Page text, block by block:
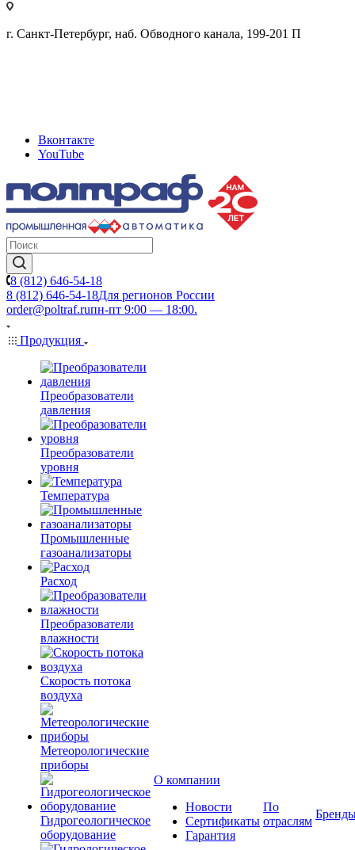
г. Санкт-Петербург, наб. Обводного канала, 199-201 П
Вконтакте
YouTube
8 (812) 646-54-18
8 (812) 646-54-18Для регионов России
order@poltraf.ruпн-пт 9:00 — 18:00.
Продукция
Преобразователи
давления
Преобразователи
уровня
Температура
Промышленные
газоанализаторы
Расход
Преобразователи
влажности
Скорость потока
воздуха
Метеорологические
приборы
Гидрогеологическое
оборудование
О компании
Новости
Сертификаты
Гарантия
По
отраслям